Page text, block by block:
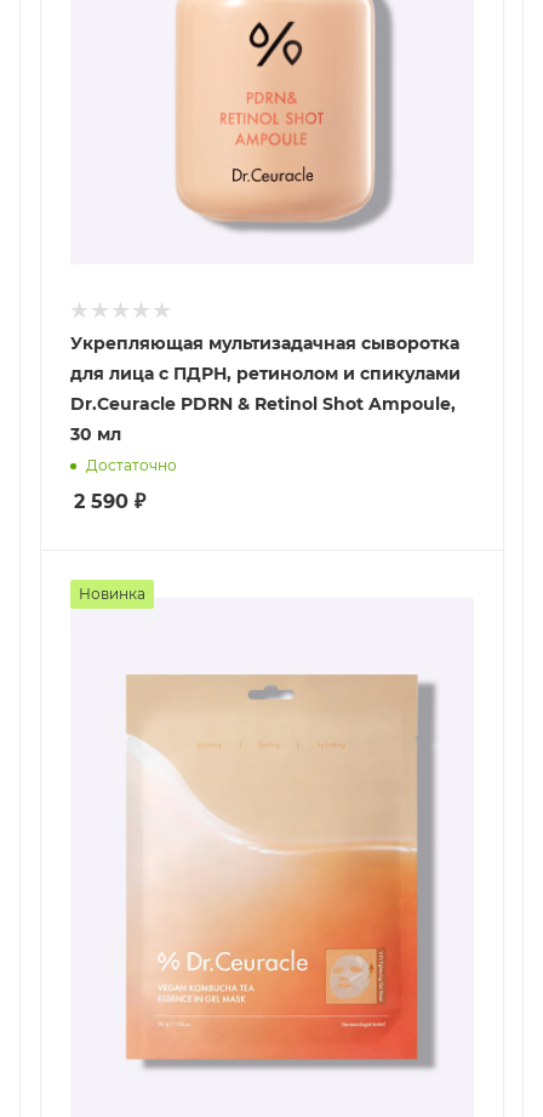
Укрепляющая мультизадачная сыворотка
для лица с ПДРН, ретинолом и спикулами
Dr.Ceuracle PDRN & Retinol Shot Ampoule,
30 мл
Достаточно
2 590 ₽
Новинка